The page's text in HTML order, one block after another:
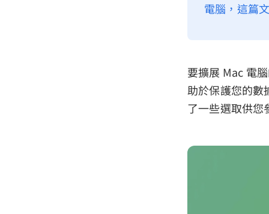
電腦，這篇
要擴展 Mac 電
助於保護您的數
了一些選取供您